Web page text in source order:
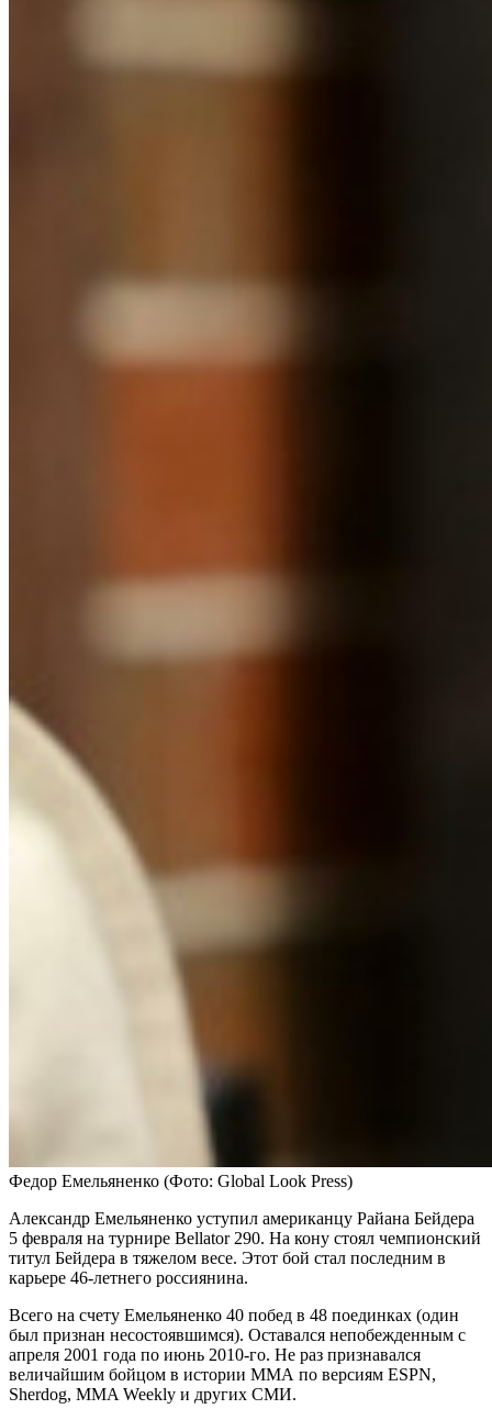
Федор Емельяненко (Фото: Global Look Press)
Александр Емельяненко уступил американцу Райана Бейдера
5 февраля на турнире Bellator 290. На кону стоял чемпионский
титул Бейдера в тяжелом весе. Этот бой стал последним в
карьере 46-летнего россиянина.
Всего на счету Емельяненко 40 побед в 48 поединках (один
был признан несостоявшимся). Оставался непобежденным с
апреля 2001 года по июнь 2010-го. Не раз признавался
величайшим бойцом в истории ММА по версиям ESPN,
Sherdog, MMA Weekly и других СМИ.